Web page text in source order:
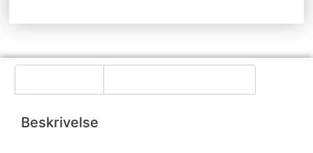
Beskrivelse